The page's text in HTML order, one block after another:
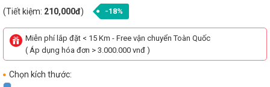
(Tiết kiệm: 210,000đ) -18%
Miễn phí lắp đặt < 15 Km - Free vận chuyển Toàn Quốc
( Áp dụng hóa đơn > 3.000.000 vnđ )
Chọn kích thước: